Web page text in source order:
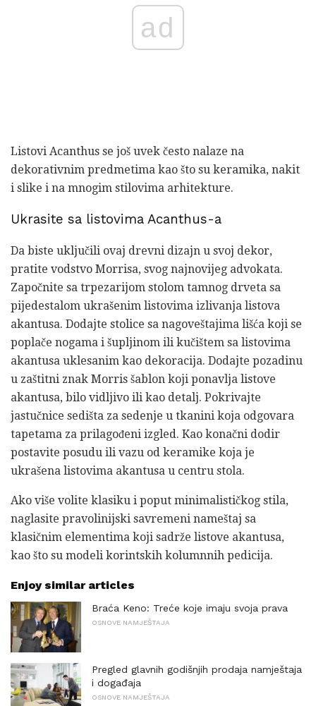
ad
Listovi Acanthus se još uvek često nalaze na
dekorativnim predmetima kao što su keramika, nakit
i slike i na mnogim stilovima arhitekture.
Ukrasite sa listovima Acanthus-a
Da biste uključili ovaj drevni dizajn u svoj dekor,
pratite vodstvo Morrisa, svog najnovijeg advokata.
Započnite sa trpezarijom stolom tamnog drveta sa
pijedestalom ukrašenim listovima izlivanja listova
akantusa. Dodajte stolice sa nagoveštajima lišća koji se
poplače nogama i šupljinom ili kučištem sa listovima
akantusa uklesanim kao dekoracija. Dodajte pozadinu
u zaštitni znak Morris šablon koji ponavlja listove
akantusa, bilo vidljivo ili kao detalj. Pokrivajte
jastučnice sedišta za sedenje u tkanini koja odgovara
tapetama za prilagođeni izgled. Kao konačni dodir
postavite posudu ili vazu od keramike koja je
ukrašena listovima akantusa u centru stola.
Ako više volite klasiku i poput minimalističkog stila,
naglasite pravolinijski savremeni nameštaj sa
klasičnim elementima koji sadrže listove akantusa,
kao što su modeli korintskih kolumnnih pedicija.
Enjoy similar articles
Braća Keno: Treće koje imaju svoja prava
OSNOVE NAMJEŠTAJA
Pregled glavnih godišnjih prodaja namještaja
i događaja
OSNOVE NAMJEŠTAJA